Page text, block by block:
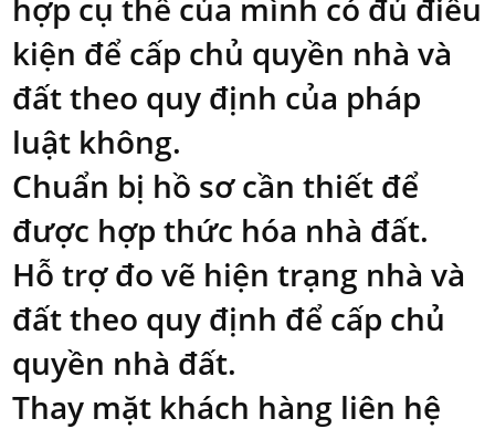
hợp cụ thể của mình có đủ điều
kiện để cấp chủ quyền nhà và
đất theo quy định của pháp
luật không.
Chuẩn bị hồ sơ cần thiết để
được hợp thức hóa nhà đất.
Hỗ trợ đo vẽ hiện trạng nhà và
đất theo quy định để cấp chủ
quyền nhà đất.
Thay mặt khách hàng liên hệ